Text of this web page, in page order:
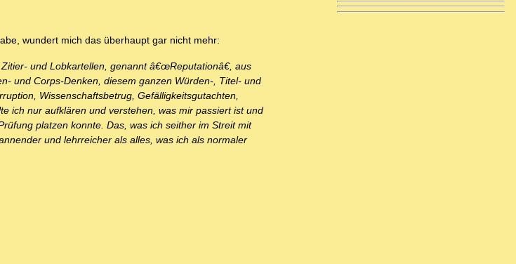
wundert mich das überhaupt gar nicht mehr:
und Lobkartellen, genannt â€œReputationâ€, aus
und Corps-Denken, diesem ganzen Würden-, Titel- und
Wissenschaftsbetrug, Gefälligkeitsgutachten,
ich nur aufklären und verstehen, was mir passiert ist und
platzen konnte. Das, was ich seither im Streit mit
und lehrreicher als alles, was ich als normaler